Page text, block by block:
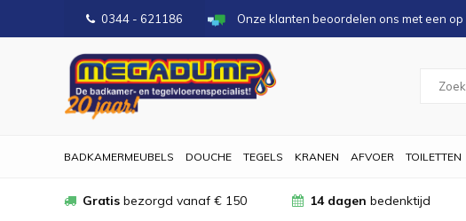
0344 - 621186 Onze klanten beoordelen ons met een op
BADKAMERMEUBELS DOUCHE TEGELS KRANEN AFVOER TOILETTEN
Gratis bezorgd vanaf € 150 14 dagen bedenktijd